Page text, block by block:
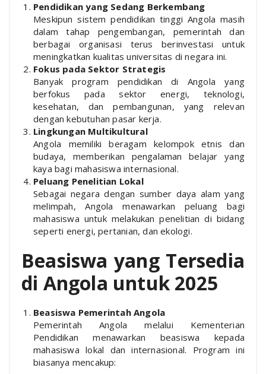
Pendidikan yang Sedang Berkembang
Meskipun sistem pendidikan tinggi Angola masih
dalam tahap pengembangan, pemerintah dan
berbagai organisasi terus berinvestasi untuk
meningkatkan kualitas universitas di negara ini.
Fokus pada Sektor Strategis
Banyak program pendidikan di Angola yang
berfokus pada sektor energi, teknologi,
kesehatan, dan pembangunan, yang relevan
dengan kebutuhan pasar kerja.
Lingkungan Multikultural
Angola memiliki beragam kelompok etnis dan
budaya, memberikan pengalaman belajar yang
kaya bagi mahasiswa internasional.
Peluang Penelitian Lokal
Sebagai negara dengan sumber daya alam yang
melimpah, Angola menawarkan peluang bagi
mahasiswa untuk melakukan penelitian di bidang
seperti energi, pertanian, dan ekologi.
Beasiswa yang Tersedia
di Angola untuk 2025
Beasiswa Pemerintah Angola
Pemerintah Angola melalui Kementerian
Pendidikan menawarkan beasiswa kepada
mahasiswa lokal dan internasional. Program ini
biasanya mencakup: